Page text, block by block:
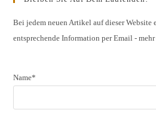
Bei jedem neuen Artikel auf dieser Website
entsprechende Information per Email -
Name*